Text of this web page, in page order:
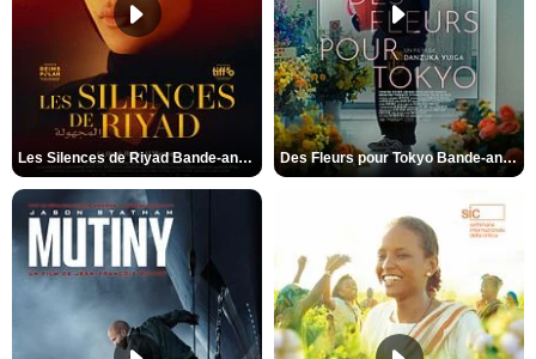
Les Silences de Riyad Bande-annonce VO STFR Des Fleurs pour Tokyo Bande-annonce VO STFR